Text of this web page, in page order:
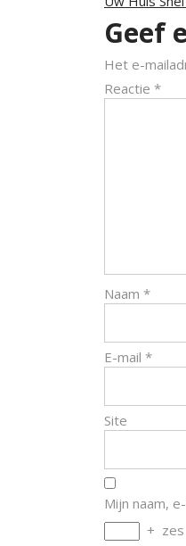
Geef
Het e-
Reactie *
Naam *
E-mail *
Site
Mijn naam,
+ zes